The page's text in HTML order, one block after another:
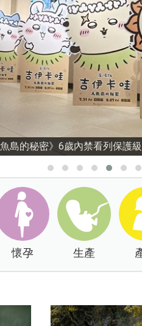
師陳宥妤：資優教育的核心，
懷孕 生產